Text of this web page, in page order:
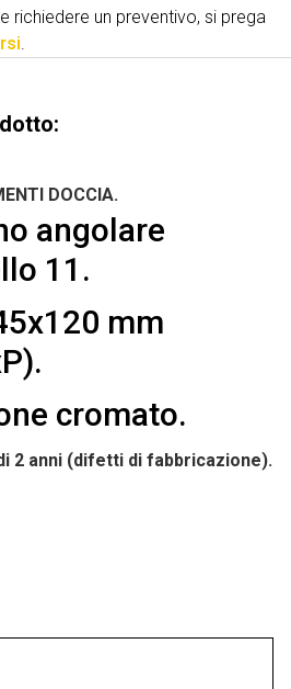
richiedere un preventivo, si prega
.
DOCCIA.
angolare
11.
mm
cromato.
2 anni (difetti di fabbricazione).